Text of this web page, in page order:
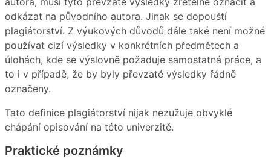
odkázat na původního autora. Jinak se dopouští
plagiátorství. Z výukových důvodů dále také není možné
používat cizí výsledky v konkrétních předmětech a
úlohách, kde se výslovně požaduje samostatná práce, a
to i v případě, že by byly převzaté výsledky řádně
označeny.
Tato definice plagiátorství nijak nezužuje obvyklé
chápání opisování na této univerzitě.
Praktické poznámky